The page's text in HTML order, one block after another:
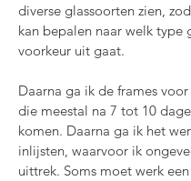
diverse glassoorten zien,
kan bepalen naar welk type
voorkeur uit gaat.
Daarna ga ik de frames
die meestal na 7 tot 10
komen. Daarna ga ik het
inlijsten, waarvoor ik
uittrek. Soms moet werk